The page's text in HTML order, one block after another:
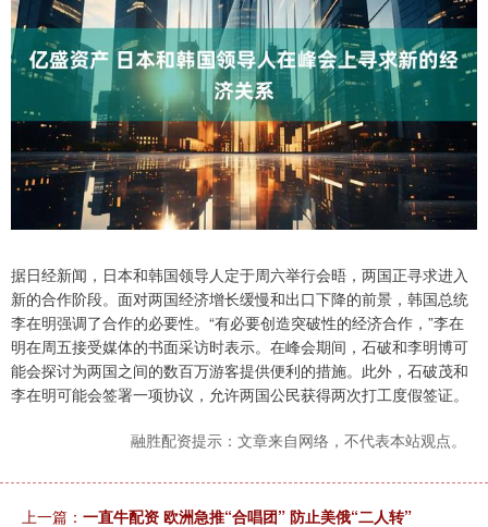
据日经新闻，日本和韩国领导人定于周六举行会晤，两国正寻求进入
新的合作阶段。面对两国经济增长缓慢和出口下降的前景，韩国总统
李在明强调了合作的必要性。“有必要创造突破性的经济合作，”李在
明在周五接受媒体的书面采访时表示。在峰会期间，石破和李明博可
能会探讨为两国之间的数百万游客提供便利的措施。此外，石破茂和
李在明可能会签署一项协议，允许两国公民获得两次打工度假签证。
融胜配资提示：文章来自网络，不代表本站观点。
上一篇： 一直牛配资 欧洲急推“合唱团” 防止美俄“二人转”